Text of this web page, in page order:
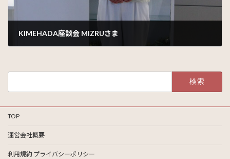
KIMEHADA座談会 MIZRUさま
TOP
運営会社概要
利用規約 プライバシーポリシー